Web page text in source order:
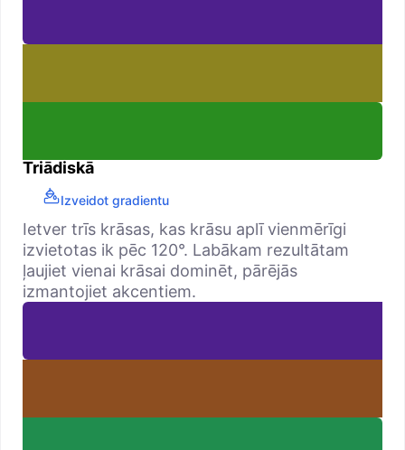
Triādiskā
Izveidot gradientu
Ietver trīs krāsas, kas krāsu aplī vienmērīgi
izvietotas ik pēc 120°. Labākam rezultātam
ļaujiet vienai krāsai dominēt, pārējās
izmantojiet akcentiem.